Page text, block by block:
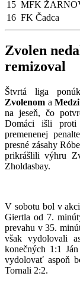
15 MFK
16 FK Čadca
Zvolen
remizoval
Štvrtá liga
Zvolenom a
na jeseň, čo
Domáci išli
premenenej
presné zásahy
prikrášlili výhru
Zholdasbay.
V sobotu bol v
Giertla od 7.
prevahu v 35.
však vydolovali
konečných 1:1
vydolovať aspoň
Tornali 2:2.